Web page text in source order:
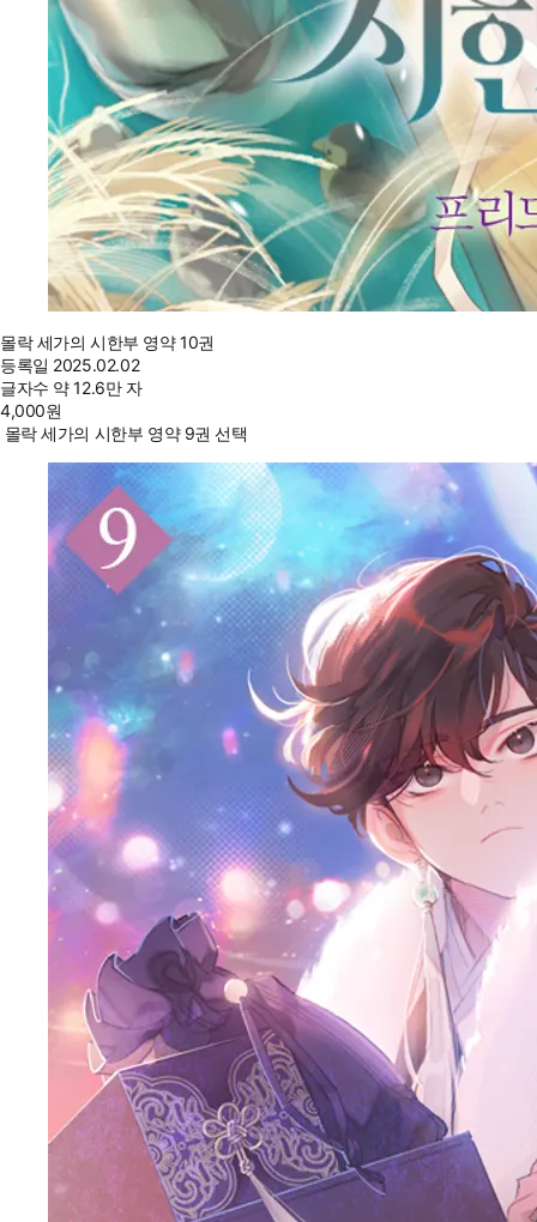
몰락 세가의 시한부 영약 10권
등록일 2025.02.02
글자수 약 12.6만 자
4,000원
몰락 세가의 시한부 영약 9권 선택